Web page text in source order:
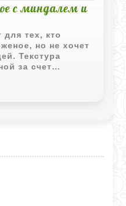
с миндалем и
тех, кто
но не хочет
Текстура
за счет
дает тот самый
отличает десерт
на фоне